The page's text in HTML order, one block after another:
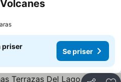
priser
Se priser